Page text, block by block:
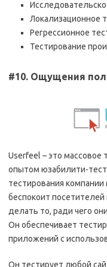
Локализационное
Регрессионное
Тестирование
#10. Ощущения
Userfeel – это массовое
опытом юзабилити-
тестирования
беспокоит
делать то, ради чего
Он обеспечивает
приложений с
Он тестирует любой